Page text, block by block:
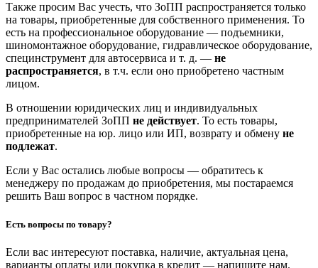
Также просим Вас учесть, что ЗоПП распространяется только
на товары, приобретенные для собственного применения. То
есть на профессиональное оборудование — подъемники,
шиномонтажное оборудование, гидравлическое оборудование,
специнструмент для автосервиса и т. д. — не
распространяется, в т.ч. если оно приобретено частным
лицом.
В отношении юридических лиц и индивидуальных
предпринимателей ЗоПП не действует. То есть товары,
приобретенные на юр. лицо или ИП, возврату и обмену не
подлежат.
Если у Вас остались любые вопросы — обратитесь к
менеджеру по продажам до приобретения, мы постараемся
решить Ваш вопрос в частном порядке.
Есть вопросы по товару?
Если вас интересуют поставка, наличие, актуальная цена,
варианты оплаты или покупка в кредит — напишите нам.